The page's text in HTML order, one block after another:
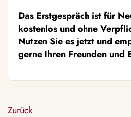
Das Erstgespräch ist für
kostenlos und ohne
Nutzen Sie es jetzt und
gerne Ihren Freunden und
Zurück